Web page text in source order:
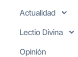
Actualidad
Lectio Divina
Opinión